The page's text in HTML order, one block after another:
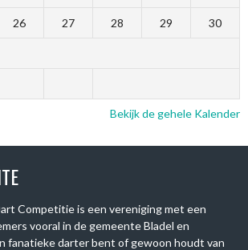
26 27 28 29 30
Bekijk de gehele Kalender
Competitie is een vereniging met een
vooral in de gemeente Bladel en
fanatieke darter bent of gewoon houdt van